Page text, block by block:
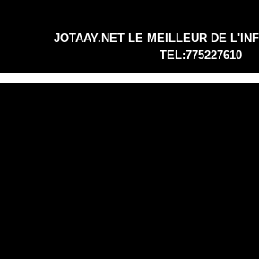
JOTAAY.NET LE MEILLEUR DE
TEL:775227610